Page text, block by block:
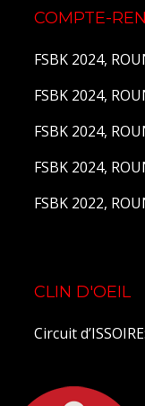
COMPTE-
FSBK 2024,
FSBK 2024,
FSBK 2024,
FSBK 2024,
FSBK 2022,
CLIN D'OEIL
Circuit